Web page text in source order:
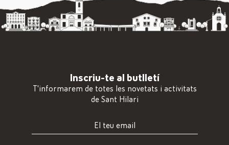
Inscriu-te al butlletí
T'informarem de totes les novetats i activitats
de Sant Hilari